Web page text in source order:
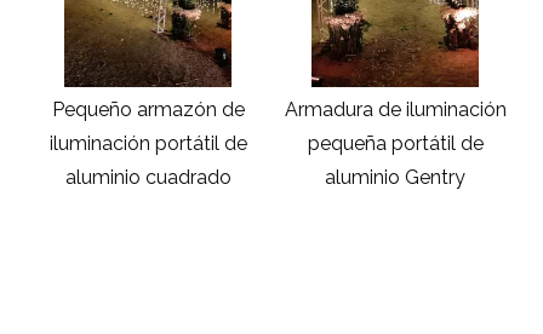
Pequeño armazón de
iluminación portátil de
aluminio cuadrado
Armadura de iluminación
pequeña portátil de
aluminio Gentry